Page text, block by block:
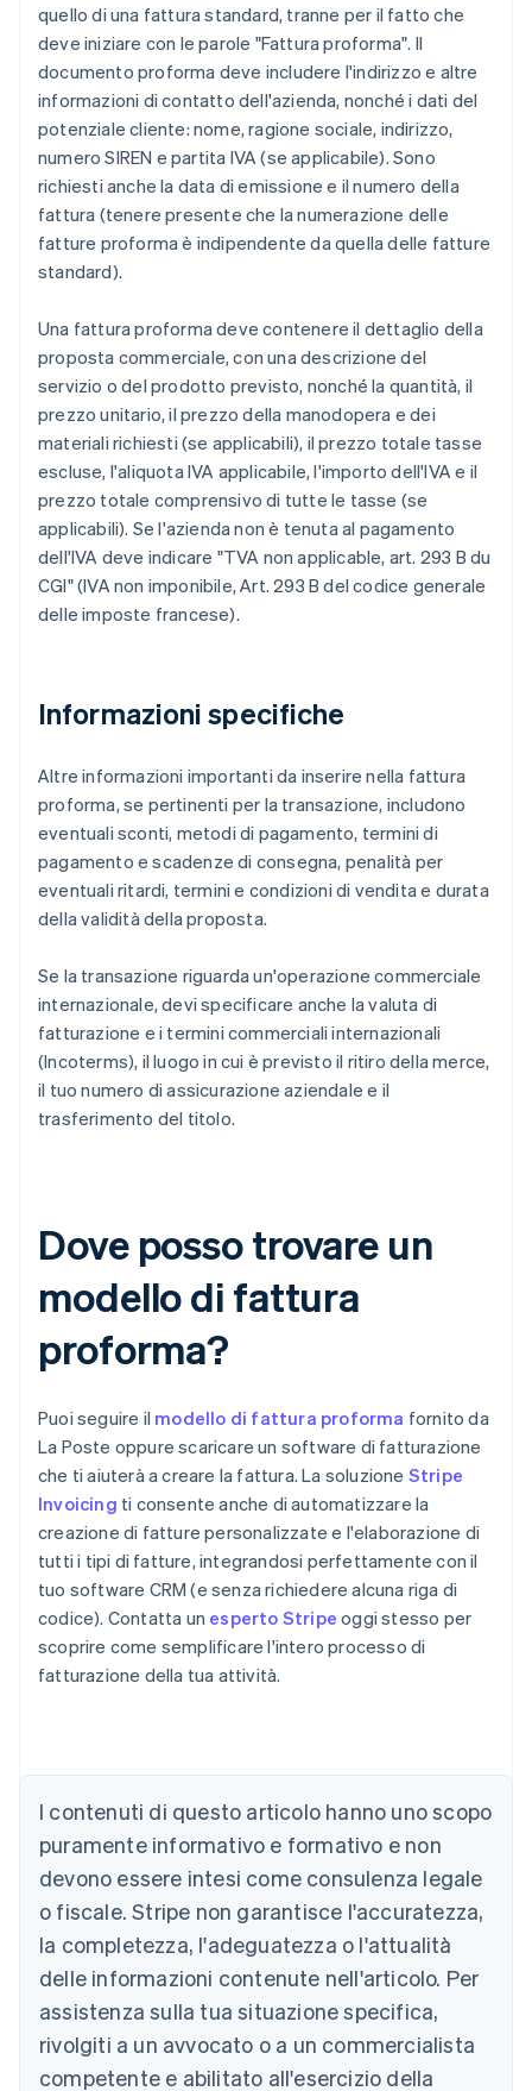
quello di una fattura standard, tranne per il fatto che
deve iniziare con le parole "Fattura proforma". Il
documento proforma deve includere l'indirizzo e altre
informazioni di contatto dell'azienda, nonché i dati del
potenziale cliente: nome, ragione sociale, indirizzo,
numero SIREN e partita IVA (se applicabile). Sono
richiesti anche la data di emissione e il numero della
fattura (tenere presente che la numerazione delle
fatture proforma è indipendente da quella delle fatture
standard).
Una fattura proforma deve contenere il dettaglio della
proposta commerciale, con una descrizione del
servizio o del prodotto previsto, nonché la quantità, il
prezzo unitario, il prezzo della manodopera e dei
materiali richiesti (se applicabili), il prezzo totale tasse
escluse, l'aliquota IVA applicabile, l'importo dell'IVA e il
prezzo totale comprensivo di tutte le tasse (se
applicabili). Se l'azienda non è tenuta al pagamento
dell'IVA deve indicare "TVA non applicable, art. 293 B du
CGI" (IVA non imponibile, Art. 293 B del codice generale
delle imposte francese).
Informazioni specifiche
Altre informazioni importanti da inserire nella fattura
proforma, se pertinenti per la transazione, includono
eventuali sconti, metodi di pagamento, termini di
pagamento e scadenze di consegna, penalità per
eventuali ritardi, termini e condizioni di vendita e durata
della validità della proposta.
Se la transazione riguarda un'operazione commerciale
internazionale, devi specificare anche la valuta di
fatturazione e i termini commerciali internazionali
(Incoterms), il luogo in cui è previsto il ritiro della merce,
il tuo numero di assicurazione aziendale e il
trasferimento del titolo.
Dove posso trovare un
modello di fattura
proforma?
Puoi seguire il modello di fattura proforma fornito da
La Poste oppure scaricare un software di fatturazione
che ti aiuterà a creare la fattura. La soluzione Stripe
Invoicing ti consente anche di automatizzare la
creazione di fatture personalizzate e l'elaborazione di
tutti i tipi di fatture, integrandosi perfettamente con il
tuo software CRM (e senza richiedere alcuna riga di
codice). Contatta un esperto Stripe oggi stesso per
scoprire come semplificare l'intero processo di
fatturazione della tua attività.
I contenuti di questo articolo hanno uno scopo
puramente informativo e formativo e non
devono essere intesi come consulenza legale
o fiscale. Stripe non garantisce l'accuratezza,
la completezza, l'adeguatezza o l'attualità
delle informazioni contenute nell'articolo. Per
assistenza sulla tua situazione specifica,
rivolgiti a un avvocato o a un commercialista
competente e abilitato all'esercizio della
Australia
Brasile
Português English
Bulgaria
English
Canada
Cina continentale
简体中文English
Cipro
English
Croazia
EnglishItaliano